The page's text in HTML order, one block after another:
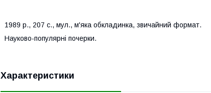
1989 р., 207 с., мул., м'яка обкладинка, звичайний формат.
Науково-популярні почерки.
Характеристики